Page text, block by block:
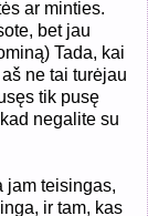
ar minties.
bet jau
Tada, kai
ne tai turėjau
tik pusę
negalite su
jam teisingas,
ir tam, kas